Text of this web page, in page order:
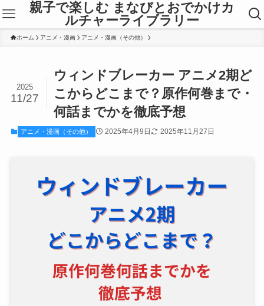
親子で楽しむ まなびとおでかけカ
ルチャーライブラリー
ホーム アニメ・漫画 アニメ・漫画（その他）
ウィンドブレーカー アニメ2期ど
こからどこまで？原作何巻まで・
何話までかを徹底予想
2025
11/27
アニメ・漫画（その他） 2025年4月9日 2025年11月27日